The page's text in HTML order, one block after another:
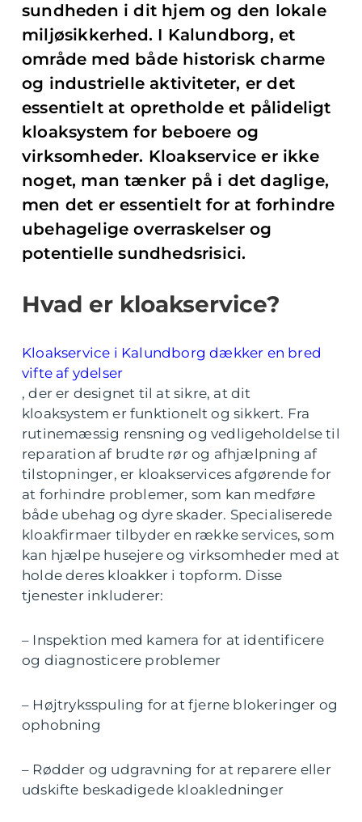
sundheden i dit hjem og den lokale
miljøsikkerhed. I Kalundborg, et
område med både historisk charme
og industrielle aktiviteter, er det
essentielt at opretholde et pålideligt
kloaksystem for beboere og
virksomheder. Kloakservice er ikke
noget, man tænker på i det daglige,
men det er essentielt for at forhindre
ubehagelige overraskelser og
potentielle sundhedsrisici.
Hvad er kloakservice?
Kloakservice i Kalundborg dækker en bred
vifte af ydelser
, der er designet til at sikre, at dit
kloaksystem er funktionelt og sikkert. Fra
rutinemæssig rensning og vedligeholdelse til
reparation af brudte rør og afhjælpning af
tilstopninger, er kloakservices afgørende for
at forhindre problemer, som kan medføre
både ubehag og dyre skader. Specialiserede
kloakfirmaer tilbyder en række services, som
kan hjælpe husejere og virksomheder med at
holde deres kloakker i topform. Disse
tjenester inkluderer:
– Inspektion med kamera for at identificere
og diagnosticere problemer
– Højtryksspuling for at fjerne blokeringer og
ophobning
– Rødder og udgravning for at reparere eller
udskifte beskadigede kloakledninger